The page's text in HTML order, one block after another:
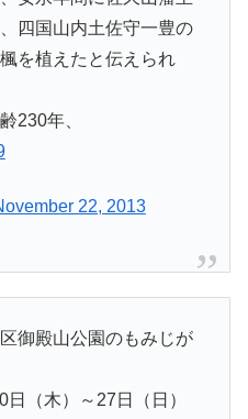
四国山内土佐守一豊の
を植えたと伝えられ
230年、
22, 2013
御殿山公園のもみじが
（木）～27日（日）